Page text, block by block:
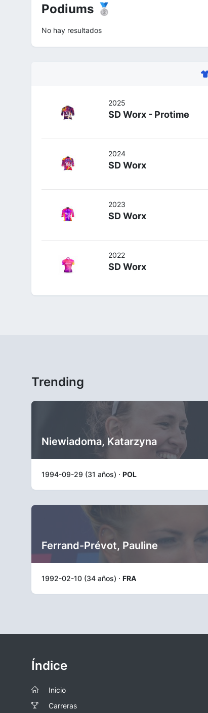
Podiums 🥈
No hay resultados
2025
SD Worx - Protime
2024
SD Worx
2023
SD Worx
2022
SD Worx
Trending
Niewiadoma, Katarzyna
1994-09-29 (31 años) · POL
Ferrand-Prévot, Pauline
1992-02-10 (34 años) · FRA
Índice
Inicio
Carreras